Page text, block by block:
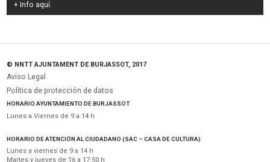
+ Info aquí.
© NNTT AJUNTAMENT DE BURJASSOT, 2017
Aviso Legal
Política de protección de datos
HORARIO AYUNTAMIENTO DE BURJASSOT
Lunes a Viernes de 9 a 14 h
HORARIO DE ATENCIÓN AL CIUDADANO (SAC – CASA DE CULTURA)
Lunes a viernes de 9 a 14 h
Martes y jueves de 16 a 17:50 h